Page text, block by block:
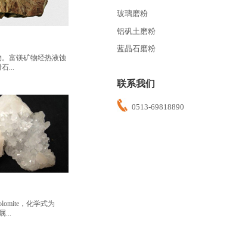
富镁矿物经热液蚀
...
，化学式为
...
玻璃磨粉
铝矾土磨粉
蓝晶石磨粉
联系我们
0513-69818890